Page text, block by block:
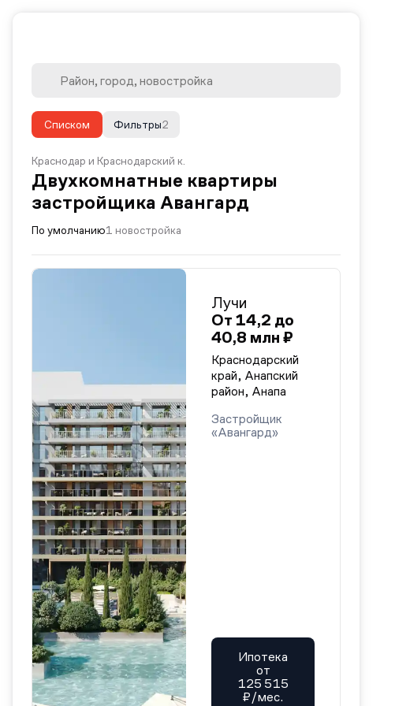
Списком 2
Фильтры
Краснодар и Краснодарский к.
Двухкомнатные квартиры
застройщика Авангард
По умолчанию1 новостройка
Лучи
От 14,2 до
40,8 млн ₽
Краснодарский
край, Анапский
район, Анапа
Застройщик
«Авангард»
Ипотека
от
125 515
₽/мес.